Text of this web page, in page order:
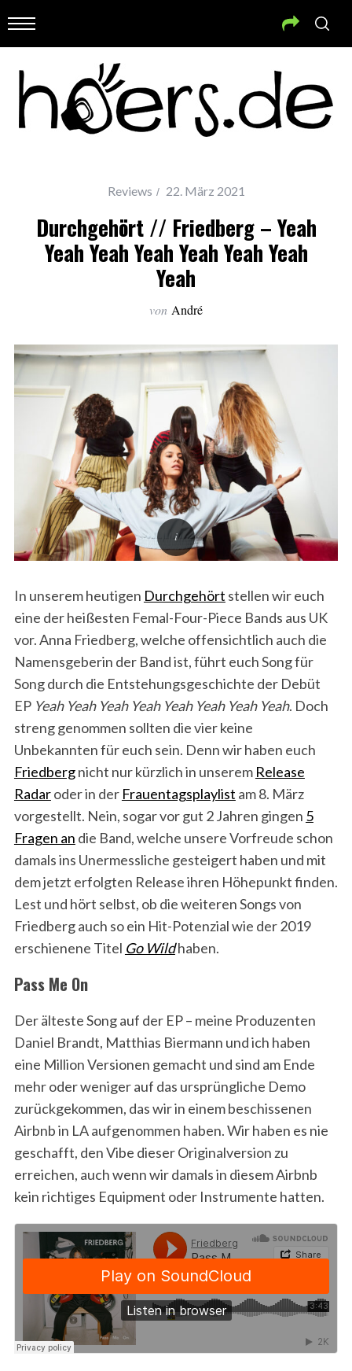
Reviews 22. März 2021
Durchgehört // Friedberg – Yeah
Yeah Yeah Yeah Yeah Yeah Yeah
Yeah
von André
In unserem heutigen Durchgehört stellen wir euch
eine der heißesten Femal-Four-Piece Bands aus UK
vor. Anna Friedberg, welche offensichtlich auch die
Namensgeberin der Band ist, führt euch Song für
Song durch die Entstehungsgeschichte der Debüt
EP Yeah Yeah Yeah Yeah Yeah Yeah Yeah Yeah. Doch
streng genommen sollten die vier keine
Unbekannten für euch sein. Denn wir haben euch
Friedbergnicht nur kürzlich in unserem Release
Radaroder in der Frauentagsplaylist am 8. März
vorgestellt. Nein, sogar vor gut 2 Jahren gingen 5
Fragen an die Band, welche unsere Vorfreude schon
damals ins Unermessliche gesteigert haben und mit
dem jetzt erfolgten Release ihren Höhepunkt finden.
Lest und hört selbst, ob die weiteren Songs von
Friedberg auch so ein Hit-Potenzial wie der 2019
erschienene Titel Go Wildhaben.
Pass Me On
Der älteste Song auf der EP – meine Produzenten
Daniel Brandt, Matthias Biermann und ich haben
eine Million Versionen gemacht und sind am Ende
mehr oder weniger auf das ursprüngliche Demo
zurückgekommen, das wir in einem beschissenen
Airbnb in LA aufgenommen haben. Wir haben es nie
geschafft, den Vibe dieser Originalversion zu
erreichen, auch wenn wir damals in diesem Airbnb
kein richtiges Equipment oder Instrumente hatten.